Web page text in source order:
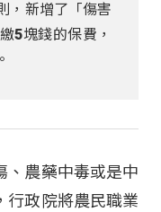
，新增了「傷害
5塊錢的保費，
、農藥中毒或是中
行政院將農民職業